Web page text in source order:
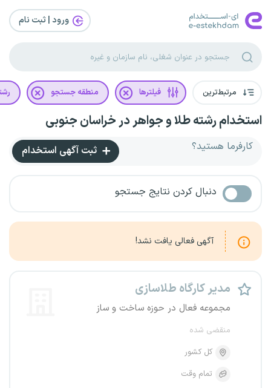
ورود | ثبت‌ نام
مرتبط‌ترین فیلترها منطقه جستجو
استخدام رشته طلا و جواهر در خراسان جنوبی
کارفرما هستید؟ ثبت آگهی استخدام
دنبال کردن نتایج جستجو
آگهی فعالی یافت نشد!
مدیر کارگاه طلاسازی
مجموعه فعال در حوزه ساخت و ساز
منقضی شده
کل کشور
تمام وقت